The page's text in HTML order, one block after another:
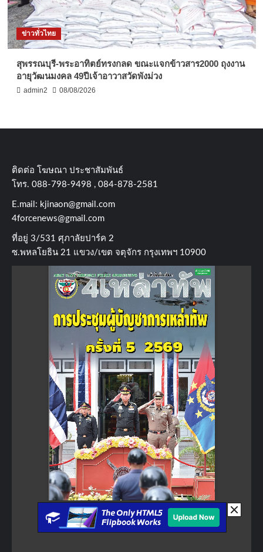
ข่าวทั่วไทย
สุพรรณบุรี-พระอาทิตย์ทรงกลด ขณะแจกข้าวสาร2000 ถุงงาน
อายุวัฒนมงคล 49ปีเจ้าอาวาสวัดพังม่วง
admin2 08/08/2026
ติดต่อ​ โฆษณา​ ประชาสัมพันธ์
โทร​. 088-798-9498 , 084-878-2581
E.mail: kjinaon@gmail.com
4forcenews@gmail.com
ที่อยู่​ 3/531​ ศุภาลัยปาร์ค​ 2
ซ.พหลโยธิน​ 21​ แขวง/เขต​ จตุจักร​ กรุงเทพฯ 10900